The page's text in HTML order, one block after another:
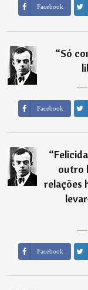
Facebook
“Só
―
Facebook
“
outro
relações
―
Facebook